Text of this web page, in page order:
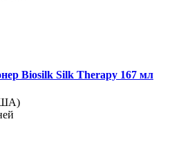
Biosilk Silk Therapy 167 мл